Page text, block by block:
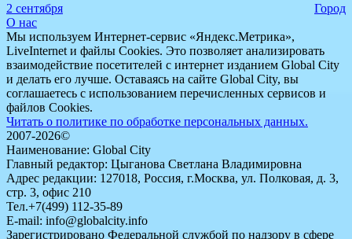
2 сентября
Город
О нас
Мы используем Интернет-сервис «Яндекс.Метрика»,
LiveInternet и файлы Cookies. Это позволяет анализировать
взаимодействие посетителей с интернет изданием Global City
и делать его лучше. Оставаясь на сайте Global City, вы
соглашаетесь с использованием перечисленных сервисов и
файлов Cookies.
Читать о политике по обработке персональных данных.
2007-2026©
Наименование: Global City
Главный редактор: Цыганова Светлана Владимировна
Адрес редакции: 127018, Россия, г.Москва, ул. Полковая, д. 3,
стр. 3, офис 210
Тел.+7(499) 112-35-89
E-mail: info@globalcity.info
Зарегистрировано Федеральной службой по надзору в сфере